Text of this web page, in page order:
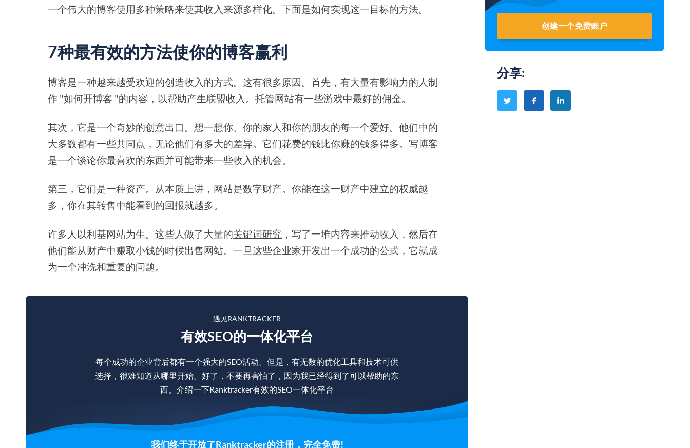
一个伟大的博客使用多种策略来使其收入来源多样化。下面是如何实现这一目标的方法。
7种最有效的方法使你的博客赢利
博客是一种越来越受欢迎的创造收入的方式。这有很多原因。首先，有大量有影响力的人制
作 "如何开博客 "的内容，以帮助产生联盟收入。托管网站有一些游戏中最好的佣金。
其次，它是一个奇妙的创意出口。想一想你、你的家人和你的朋友的每一个爱好。他们中的
大多数都有一些共同点，无论他们有多大的差异。它们花费的钱比你赚的钱多得多。写博客
是一个谈论你最喜欢的东西并可能带来一些收入的机会。
第三，它们是一种资产。从本质上讲，网站是数字财产。你能在这一财产中建立的权威越
多，你在其转售中能看到的回报就越多。
许多人以利基网站为生。这些人做了大量的关键词研究 ，写了一堆内容来推动收入，然后在
他们能从财产中赚取小钱的时候出售网站。一旦这些企业家开发出一个成功的公式，它就成
为一个冲洗和重复的问题。
遇见RANKTRACKER
有效SEO的一体化平台
每个成功的企业背后都有一个强大的SEO活动。但是，有无数的优化工具和技术可供
选择，很难知道从哪里开始。好了，不要再害怕了，因为我已经得到了可以帮助的东
西。介绍一下Ranktracker有效的SEO一体化平台
我们终于开放了Ranktracker的注册，完全免费!
创建一个免费账户
分享: